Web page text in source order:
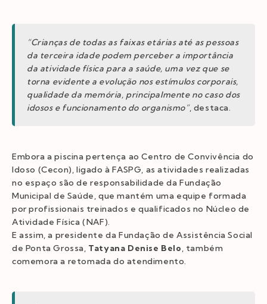
“Crianças de todas as faixas etárias até as pessoas
da terceira idade podem perceber a importância
da atividade física para a saúde, uma vez que se
torna evidente a evolução nos estímulos corporais,
qualidade da memória, principalmente no caso dos
idosos e funcionamento do organismo”, destaca.
Embora a piscina pertença ao Centro de Convivência do
Idoso (Cecon), ligado à FASPG, as atividades realizadas
no espaço são de responsabilidade da Fundação
Municipal de Saúde, que mantém uma equipe formada
por profissionais treinados e qualificados no Núcleo de
Atividade Física (NAF).
E assim, a presidente da Fundação de Assistência Social
de Ponta Grossa, Tatyana Denise Belo, também
comemora a retomada do atendimento.